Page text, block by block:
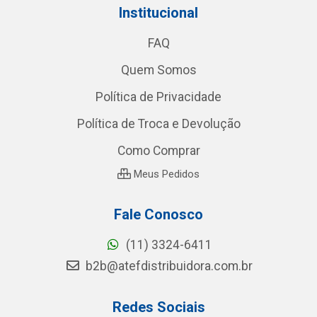
Institucional
FAQ
Quem Somos
Política de Privacidade
Política de Troca e Devolução
Como Comprar
Meus Pedidos
Fale Conosco
(11) 3324-6411
b2b@atefdistribuidora.com.br
Redes Sociais